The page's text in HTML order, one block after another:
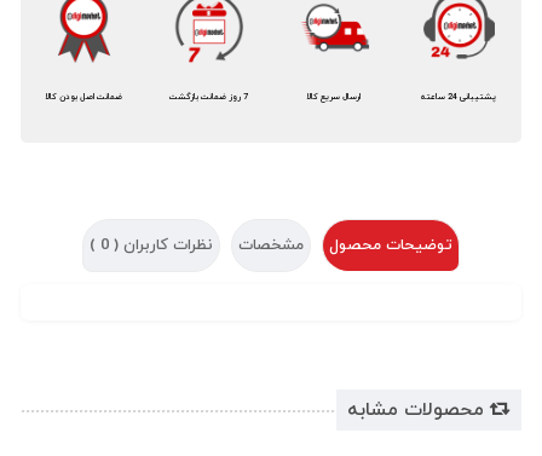
ضمانت اصل بودن کالا 7 روز ضمانت بازگشت ارسال سریع کالا پشتیبانی 24 ساعته
توضیحات محصول مشخصات نظرات کاربران ( 0
)
محصولات مشابه